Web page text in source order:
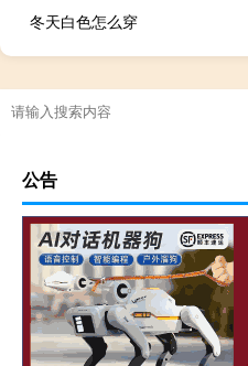
冬天白色怎么穿
公告